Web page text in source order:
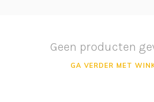
Geen producten
GA VERDER MET